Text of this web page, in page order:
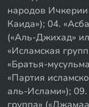
народов Ичкерии
Каида»); 04.
(«Аль-Джихад»
«Исламская
«Братья-
«Партия
аль-Ислами»);
группа»